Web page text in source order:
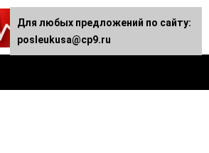
Для любых предложений по сайту:
posleukusa@cp9.ru